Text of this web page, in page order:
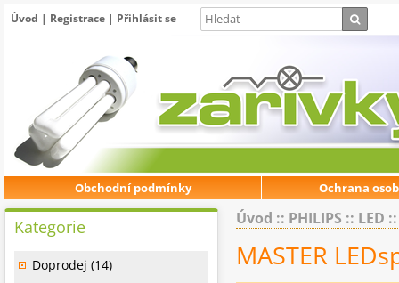
Úvod | Registrace | Přihlásit se
Obchodní podmínky Ochrana
Úvod :: PHILIPS :: LED
MASTER
Kategorie
Doprodej (14)